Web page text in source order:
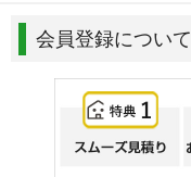
会員登録について